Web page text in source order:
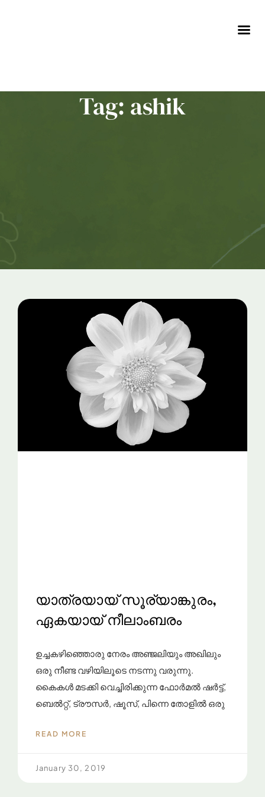
Tag: ashik
യാത്രയായ് സൂര്യാങ്കുരം,
ഏകയായ് നീലാംബരം
ഉച്ചകഴിഞ്ഞൊരു നേരം അഞ്ജലിയും അഖിലും
ഒരു നീണ്ട വഴിയിലൂടെ നടന്നു വരുന്നു.
കൈകൾ മടക്കി വെച്ചിരിക്കുന്ന ഫോർമൽ ഷർട്ട്,
ബെൽറ്റ്, ട്രൗസർ, ഷൂസ്, പിന്നെ തോളിൽ ഒരു
READ MORE
January 30, 2019